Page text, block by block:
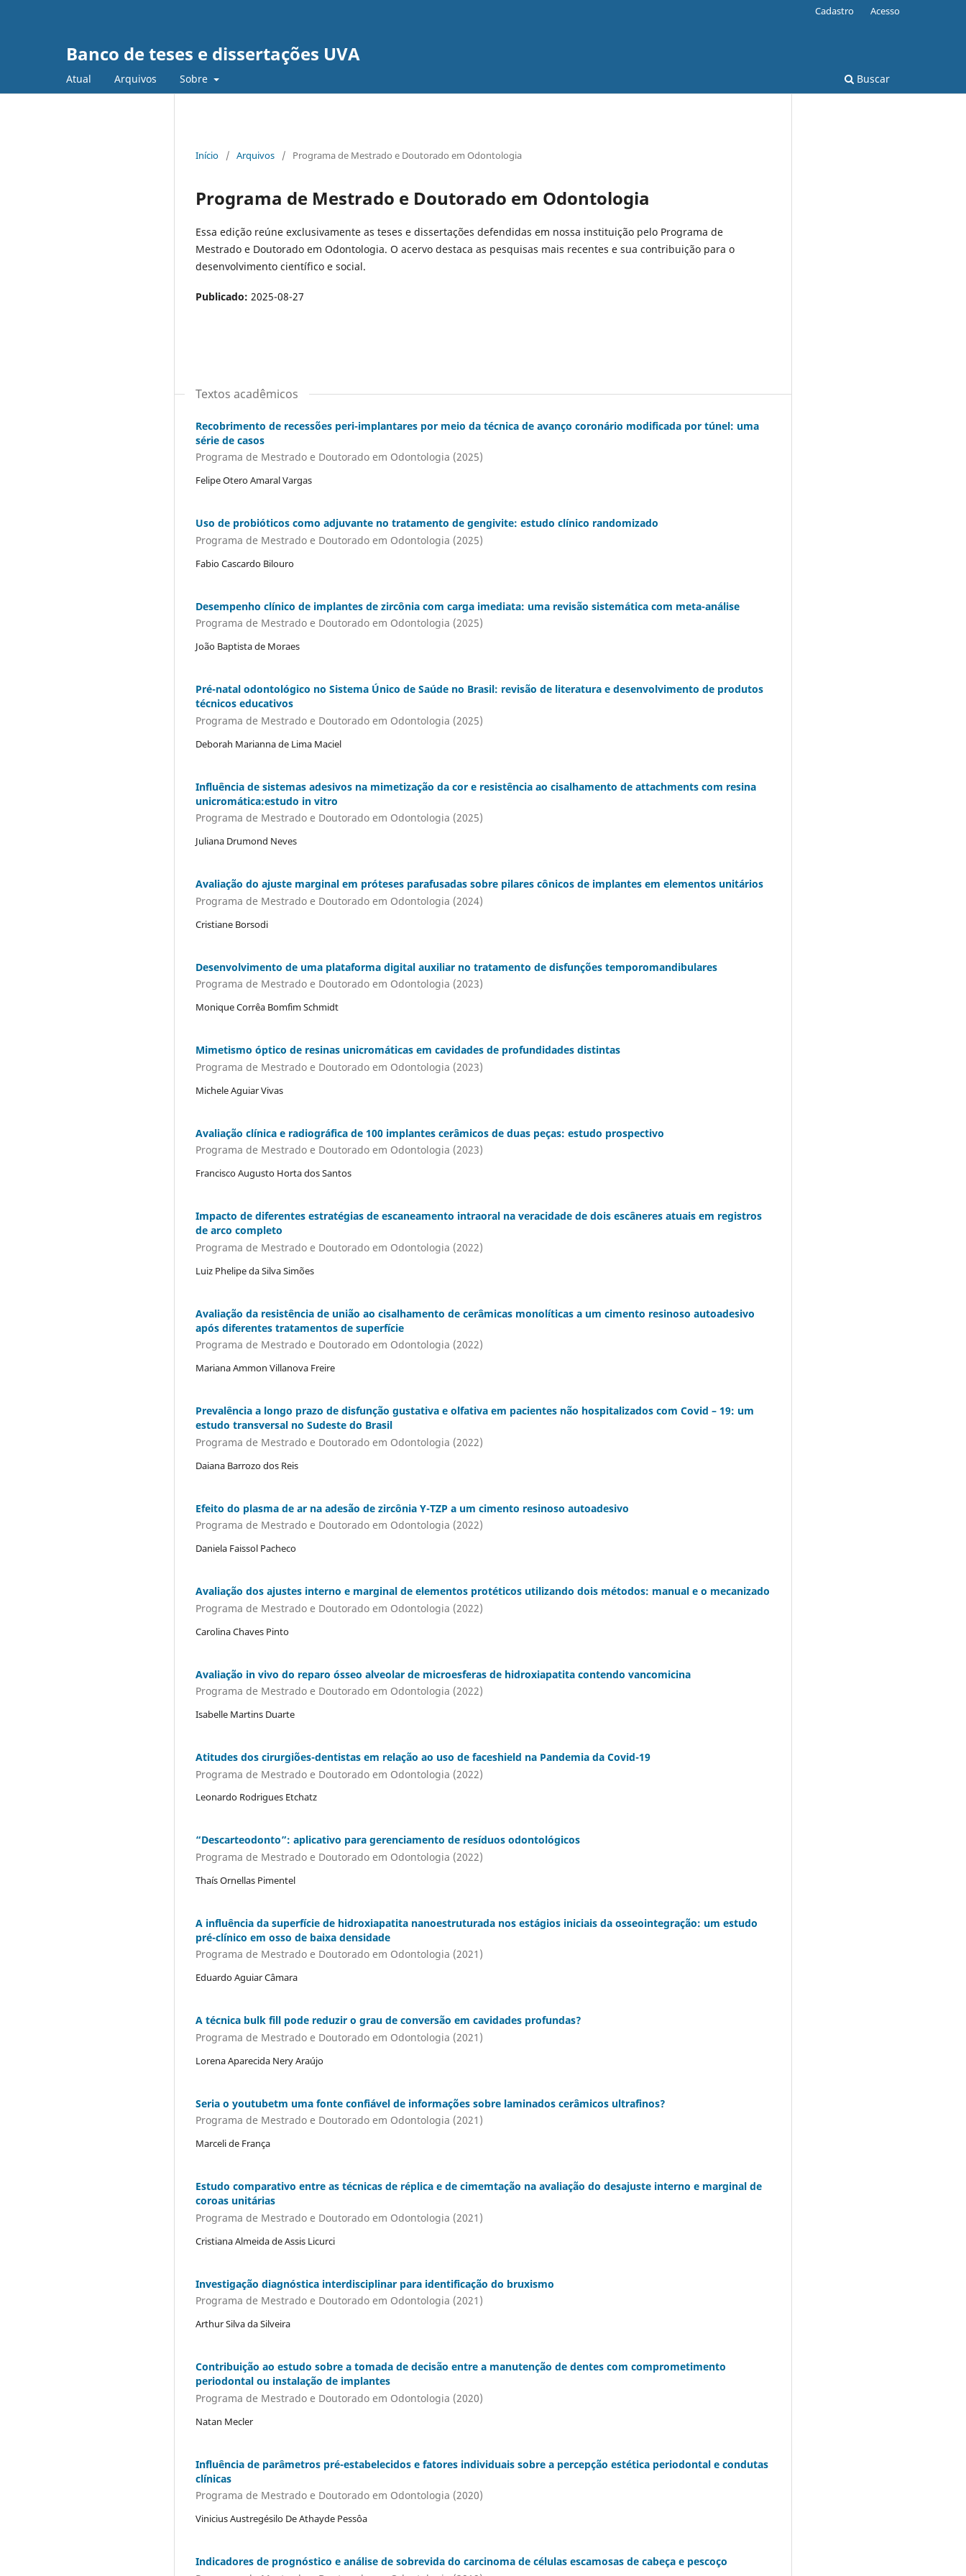
Banco de teses e dissertações UVA
Atual Arquivos Sobre Buscar
Cadastro Acesso
Início / Arquivos / Programa de Mestrado e Doutorado em Odontologia
Programa de Mestrado e Doutorado em Odontologia
Essa edição reúne exclusivamente as teses e dissertações defendidas em nossa instituição pelo Programa de
Mestrado e Doutorado em Odontologia. O acervo destaca as pesquisas mais recentes e sua contribuição para o
desenvolvimento científico e social.
Publicado: 2025-08-27
Textos acadêmicos
Recobrimento de recessões peri-implantares por meio da técnica de avanço coronário modificada por túnel: uma
série de casos
Programa de Mestrado e Doutorado em Odontologia (2025)
Felipe Otero Amaral Vargas
Uso de probióticos como adjuvante no tratamento de gengivite: estudo clínico randomizado
Programa de Mestrado e Doutorado em Odontologia (2025)
Fabio Cascardo Bilouro
Desempenho clínico de implantes de zircônia com carga imediata: uma revisão sistemática com meta-análise
Programa de Mestrado e Doutorado em Odontologia (2025)
João Baptista de Moraes
Pré-natal odontológico no Sistema Único de Saúde no Brasil: revisão de literatura e desenvolvimento de produtos
técnicos educativos
Programa de Mestrado e Doutorado em Odontologia (2025)
Deborah Marianna de Lima Maciel
Influência de sistemas adesivos na mimetização da cor e resistência ao cisalhamento de attachments com resina
unicromática:estudo in vitro
Programa de Mestrado e Doutorado em Odontologia (2025)
Juliana Drumond Neves
Avaliação do ajuste marginal em próteses parafusadas sobre pilares cônicos de implantes em elementos unitários
Programa de Mestrado e Doutorado em Odontologia (2024)
Cristiane Borsodi
Desenvolvimento de uma plataforma digital auxiliar no tratamento de disfunções temporomandibulares
Programa de Mestrado e Doutorado em Odontologia (2023)
Monique Corrêa Bomfim Schmidt
Mimetismo óptico de resinas unicromáticas em cavidades de profundidades distintas
Programa de Mestrado e Doutorado em Odontologia (2023)
Michele Aguiar Vivas
Avaliação clínica e radiográfica de 100 implantes cerâmicos de duas peças: estudo prospectivo
Programa de Mestrado e Doutorado em Odontologia (2023)
Francisco Augusto Horta dos Santos
Impacto de diferentes estratégias de escaneamento intraoral na veracidade de dois escâneres atuais em registros
de arco completo
Programa de Mestrado e Doutorado em Odontologia (2022)
Luiz Phelipe da Silva Simões
Avaliação da resistência de união ao cisalhamento de cerâmicas monolíticas a um cimento resinoso autoadesivo
após diferentes tratamentos de superfície
Programa de Mestrado e Doutorado em Odontologia (2022)
Mariana Ammon Villanova Freire
Prevalência a longo prazo de disfunção gustativa e olfativa em pacientes não hospitalizados com Covid – 19: um
estudo transversal no Sudeste do Brasil
Programa de Mestrado e Doutorado em Odontologia (2022)
Daiana Barrozo dos Reis
Efeito do plasma de ar na adesão de zircônia Y-TZP a um cimento resinoso autoadesivo
Programa de Mestrado e Doutorado em Odontologia (2022)
Daniela Faissol Pacheco
Avaliação dos ajustes interno e marginal de elementos protéticos utilizando dois métodos: manual e o mecanizado
Programa de Mestrado e Doutorado em Odontologia (2022)
Carolina Chaves Pinto
Avaliação in vivo do reparo ósseo alveolar de microesferas de hidroxiapatita contendo vancomicina
Programa de Mestrado e Doutorado em Odontologia (2022)
Isabelle Martins Duarte
Atitudes dos cirurgiões-dentistas em relação ao uso de faceshield na Pandemia da Covid-19
Programa de Mestrado e Doutorado em Odontologia (2022)
Leonardo Rodrigues Etchatz
“Descarteodonto”: aplicativo para gerenciamento de resíduos odontológicos
Programa de Mestrado e Doutorado em Odontologia (2022)
Thaís Ornellas Pimentel
A influência da superfície de hidroxiapatita nanoestruturada nos estágios iniciais da osseointegração: um estudo
pré-clínico em osso de baixa densidade
Programa de Mestrado e Doutorado em Odontologia (2021)
Eduardo Aguiar Câmara
A técnica bulk fill pode reduzir o grau de conversão em cavidades profundas?
Programa de Mestrado e Doutorado em Odontologia (2021)
Lorena Aparecida Nery Araújo
Seria o youtubetm uma fonte confiável de informações sobre laminados cerâmicos ultrafinos?
Programa de Mestrado e Doutorado em Odontologia (2021)
Marceli de França
Estudo comparativo entre as técnicas de réplica e de cimemtação na avaliação do desajuste interno e marginal de
coroas unitárias
Programa de Mestrado e Doutorado em Odontologia (2021)
Cristiana Almeida de Assis Licurci
Investigação diagnóstica interdisciplinar para identificação do bruxismo
Programa de Mestrado e Doutorado em Odontologia (2021)
Arthur Silva da Silveira
Contribuição ao estudo sobre a tomada de decisão entre a manutenção de dentes com comprometimento
periodontal ou instalação de implantes
Programa de Mestrado e Doutorado em Odontologia (2020)
Natan Mecler
Influência de parâmetros pré-estabelecidos e fatores individuais sobre a percepção estética periodontal e condutas
clínicas
Programa de Mestrado e Doutorado em Odontologia (2020)
Vinicius Austregésilo De Athayde Pessôa
Indicadores de prognóstico e análise de sobrevida do carcinoma de células escamosas de cabeça e pescoço